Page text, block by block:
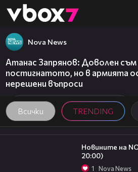
👾
Всички TRENDING
Nova News
Атанас Запрянов: Доволен
постигнатото, но в армията
нерешени въпроси
22:56
Новините на
20:00)
1 Nova News